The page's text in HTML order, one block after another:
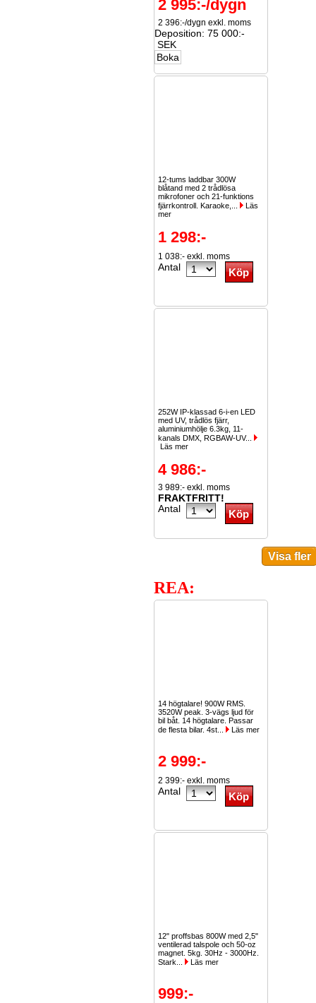
2 995:-/dygn
2 396:-/dygn exkl. moms
Deposition: 75 000:-
SEK
12-tums laddbar 300W
blåtand med 2 trådlösa
mikrofoner och 21-funktions
fjärrkontroll. Karaoke,...
Läs
mer
1 298:-
1 038:- exkl. moms
Antal
252W IP-klassad 6-i-en LED
med UV, trådlös fjärr,
aluminiumhölje 6.3kg, 11-
kanals DMX, RGBAW-UV...
Läs mer
4 986:-
3 989:- exkl. moms
FRAKTFRITT!
Antal
REA:
14 högtalare! 900W RMS.
3520W peak. 3-vägs ljud för
bil båt. 14 högtalare. Passar
de flesta bilar. 4st...
Läs mer
2 999:-
2 399:- exkl. moms
Antal
12" proffsbas 800W med 2,5"
ventilerad talspole och 50-oz
magnet. 5kg. 30Hz - 3000Hz.
Stark...
Läs mer
999:-